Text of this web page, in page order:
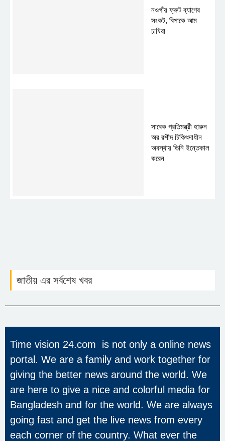
নওগাঁয় ফ্রুট ব্যাগের
সংকট, বিপাকে আম
চাষিরা
সাবেক প্রতিমন্ত্রী হারুন
অর রশীদ চিকিৎসাধীন
অবস্থায় তিনি ইন্তেকাল
করেন
জাতীয় এর সর্বশেষ খবর
Time vision 24.com is not only a online news
portal. We are a family and work together for
giving the better news around the world. We
are here to give a nice and colorful media for
Bangladesh and for the world. We are always
going fast and get the live news from every
each corner of the country. What ever the